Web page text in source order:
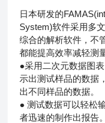
日本研发的
System)软件采用多
综合的解析软件，不
都能提高效率减轻测
●采用二次元数据图
示出测试样品的数据
出不同样品的数据。
● 测试数据可以轻松
者迅速的制作出报告。